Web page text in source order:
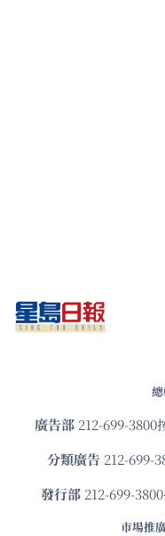
廣告部212-699-3800
分類廣告 212-699-
發⾏部 212-699-
市場推